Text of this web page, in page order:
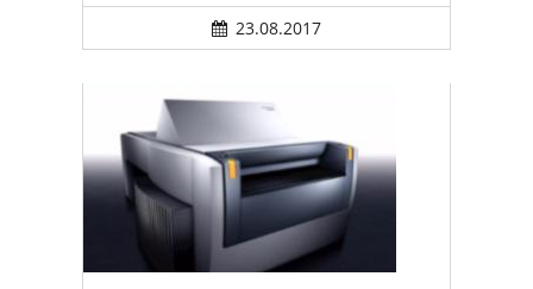
23.08.2017